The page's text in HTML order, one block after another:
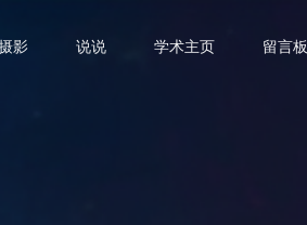
影 说说 学术主页 留言板